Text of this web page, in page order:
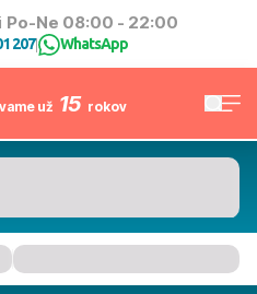
Po-Ne 08:00 - 22:00
207| WhatsApp
už 15 rokov